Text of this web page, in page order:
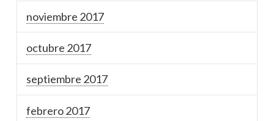
noviembre 2017
octubre 2017
septiembre 2017
febrero 2017